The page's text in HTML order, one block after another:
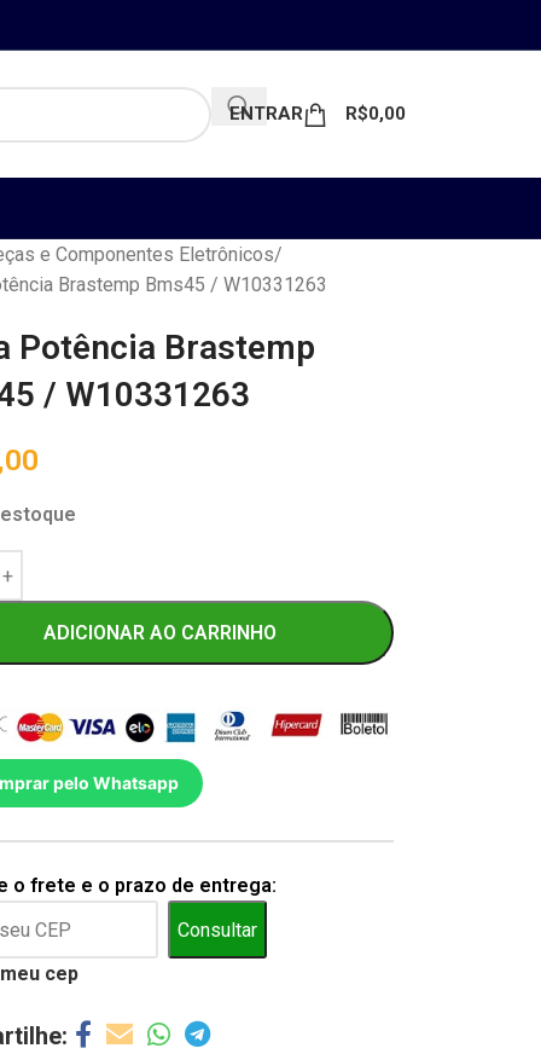
ENTRAR R$0,00
e Componentes Eletrônicos
Brastemp Bms45 / W10331263
Potência Brastemp
/ W10331263
ADICIONAR AO CARRINHO
pelo Whatsapp
o frete e o prazo de entrega:
Consultar
cep